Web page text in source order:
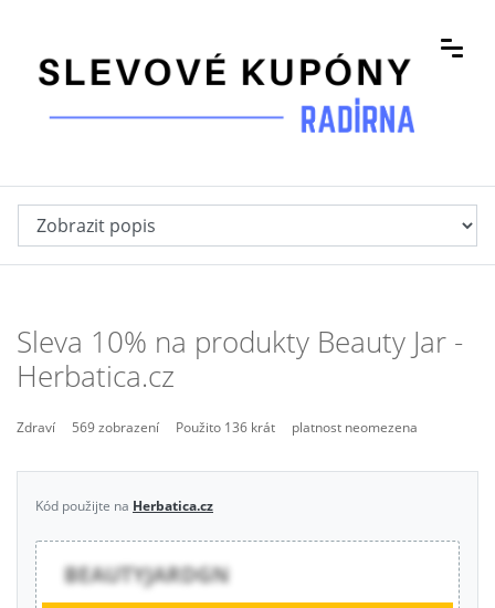
Sleva 10% na produkty Beauty Jar -
Herbatica.cz
Zdraví 569 zobrazení Použito 136 krát platnost neomezena
Kód použijte na Herbatica.cz
BEAUTYJARDGN